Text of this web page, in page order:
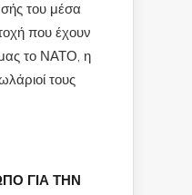
του μέσα
που έχουν
το ΝΑΤΟ, η
τους
ΓΙΑ ΤΗΝ